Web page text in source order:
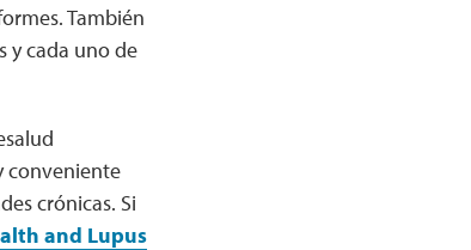
También
y cada uno de
conveniente
crónicas. Si
and Lupus